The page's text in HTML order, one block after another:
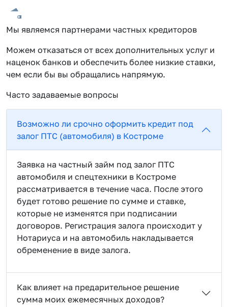
Мы являемся партнерами частных кредиторов
Можем отказаться от всех дополнительных услуг и
наценок банков и обеспечить более низкие ставки,
чем если бы вы обращались напрямую.
Часто задаваемые вопросы
Возможно ли срочно оформить кредит под
залог ПТС (автомобиля) в Костроме
Заявка на частный займ под залог ПТС
автомобиля и спецтехники в Костроме
рассматривается в течение часа. После этого
будет готово решение по сумме и ставке,
которые не изменятся при подписании
договоров. Регистрация залога происходит у
Нотариуса и на автомобиль накладывается
обременение в виде залога.
Как влияет на предарительное решение
сумма моих ежемесячных доходов?